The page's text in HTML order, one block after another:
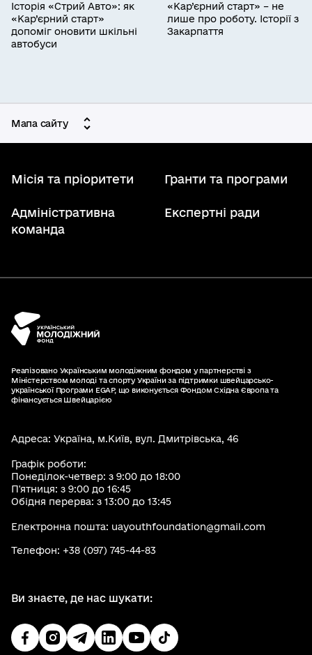
Історія «Стрий Авто»: як
«Кар’єрний старт»
допоміг оновити шкільні
автобуси
«Кар’єрний старт» – не
лише про роботу. Історії з
Закарпаття
Мапа сайту
Місія та пріоритети Гранти та програми
Адміністративна
команда
Експертні ради
Реалізовано Українським молодіжним фондом у партнерстві з
Міністерством молоді та спорту України за підтримки швейцарсько-
української Програми EGAP, що виконується Фондом Східна Європа та
фінансується Швейцарією
Адреса: Україна, м.Київ, вул. Дмитрівська, 46
Графік роботи:
Понеділок-четвер: з 9:00 до 18:00
П'ятниця: з 9:00 до 16:45
Обідня перерва: з 13:00 до 13:45
Електронна пошта: uayouthfoundation@gmail.com
Телефон: +38 (097) 745-44-83
Ви знаєте, де нас шукати: